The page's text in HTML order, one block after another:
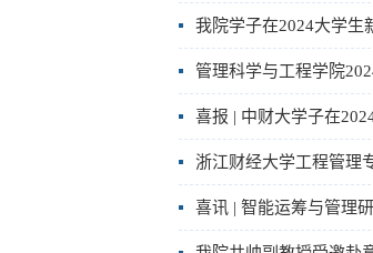
我院学子在2024大学生
管理科学与工程学院
喜报 | 中财大学子在
浙江财经大学工程管理
喜讯 | 智能运筹与管理